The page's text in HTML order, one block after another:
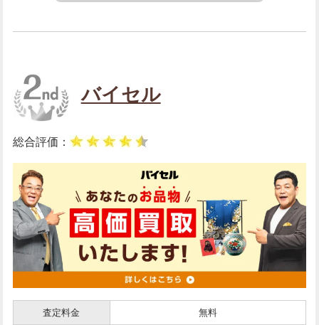
バイセル
総合評価：
査定料金 無料